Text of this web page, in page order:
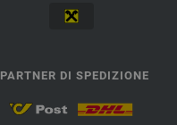
PARTNER DI SPEDIZIONE